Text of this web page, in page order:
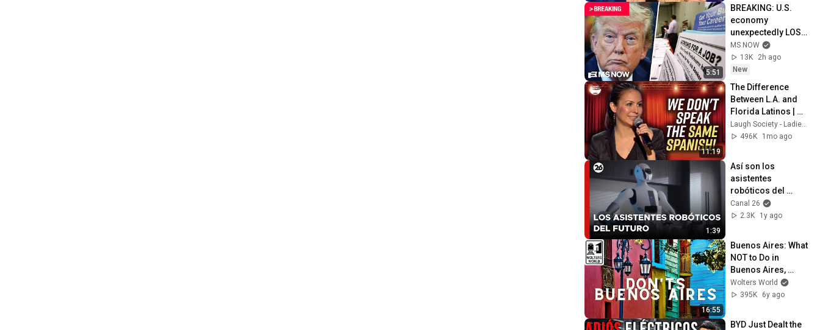
5:51
BREAKING: U.S.
economy
unexpectedly LOST
23,000 jobs in July
MS NOW
13K
2h ago
New
11:19
The Difference
Between L.A. and
Florida Latinos |
Anjelah Johnson Laugh Society - Ladies First
496K
1mo ago
1:39
Así son los
asistentes
robóticos del
futuro que se
desarrollan en
Canal 26
2.3K
1y ago
16:55
Buenos Aires: What
NOT to Do in
Buenos Aires,
Argentina
Wolters World
395K
6y ago
BYD Just Dealt the